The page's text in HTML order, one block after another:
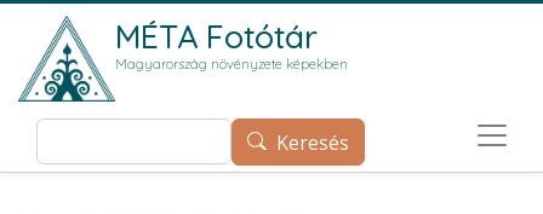
Ugrás a tartalomra
MÉTA Fotótár
Magyarország növényzete képekben
Keresés Keresés